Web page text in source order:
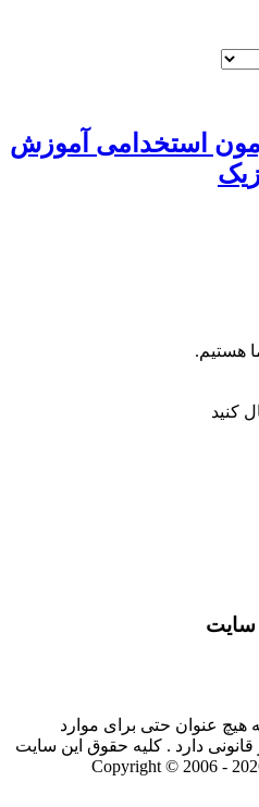
استخدامی آموزش
هستیم.
کنید
سایت
هیچ عنوان حتی برای موارد
قانونی دارد . کلیه حقوق این سایت